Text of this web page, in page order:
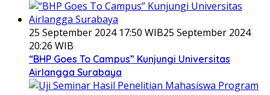
25 September 2024 17:50 WIB25 September 2024
20:26 WIB
“BHP Goes To Campus” Kunjungi Universitas
Airlangga Surabaya